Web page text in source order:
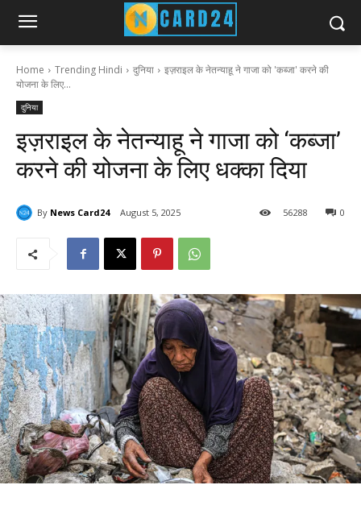
Home Trending Hindi दुनिया
इज़राइल के नेतन्याहू ने गाजा को 'कब्जा' करने की
योजना के लिए...
दुनिया
इज़राइल के नेतन्याहू ने गाजा को ‘कब्जा’
करने की योजना के लिए धक्का दिया
By News Card24 August 5, 2025 0
56288